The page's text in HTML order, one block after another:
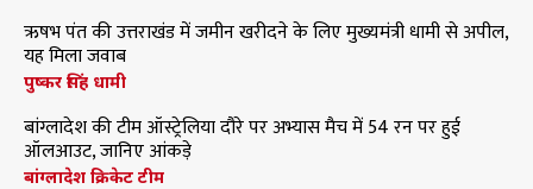
ऋषभ पंत की उत्तराखंड में जमीन खरीदने के लिए मुख्यमंत्री धामी से अपील,
यह मिला जवाब
पुष्कर सिंह धामी
बांग्लादेश की टीम ऑस्ट्रेलिया दौरे पर अभ्यास मैच में 54 रन पर हुई
ऑलआउट, जानिए आंकड़े
बांग्लादेश क्रिकेट टीम